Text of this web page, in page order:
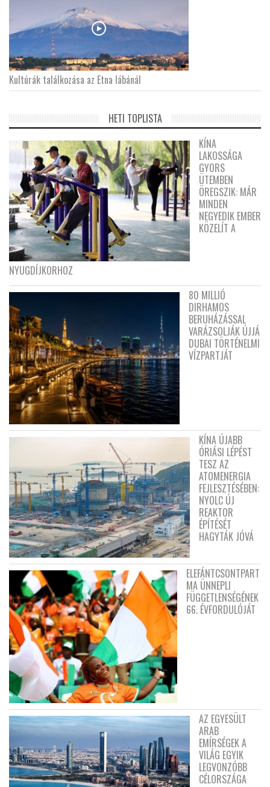
Kultúrák találkozása az Etna lábánál
HETI TOPLISTA
KÍNA
LAKOSSÁGA
GYORS
ÜTEMBEN
ÖREGSZIK: MÁR
MINDEN
NEGYEDIK EMBER
KÖZELÍT A
NYUGDÍJKORHOZ
80 MILLIÓ
DIRHAMOS
BERUHÁZÁSSAL
VARÁZSOLJÁK ÚJJÁ
DUBAI TÖRTÉNELMI
VÍZPARTJÁT
KÍNA ÚJABB
ÓRIÁSI LÉPÉST
TESZ AZ
ATOMENERGIA
FEJLESZTÉSÉBEN:
NYOLC ÚJ
REAKTOR
ÉPÍTÉSÉT
HAGYTÁK JÓVÁ
ELEFÁNTCSONTPART
MA ÜNNEPLI
FÜGGETLENSÉGÉNEK
66. ÉVFORDULÓJÁT
AZ EGYESÜLT
ARAB
EMÍRSÉGEK A
VILÁG EGYIK
LEGVONZÓBB
CÉLORSZÁGA